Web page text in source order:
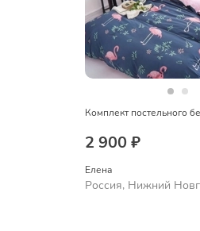
Комплект постельного
2 900 ₽
Елена
Россия, Нижний